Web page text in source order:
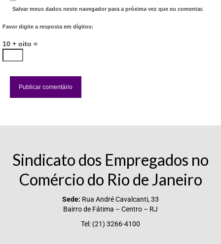
Salvar meus dados neste navegador para a próxima vez que eu comentar.
Favor digite a resposta em dígitos:
10 + oito =
Sindicato dos Empregados no
Comércio do Rio de Janeiro
Sede: Rua André Cavalcanti, 33
Bairro de Fátima – Centro – RJ
Tel: (21) 3266-4100